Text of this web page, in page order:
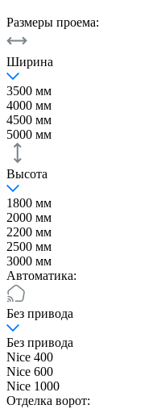
Размеры проема:
Ширина
3500 мм
4000 мм
4500 мм
5000 мм
Высота
1800 мм
2000 мм
2200 мм
2500 мм
3000 мм
Автоматика:
Без привода
Без привода
Nice 400
Nice 600
Nice 1000
Отделка ворот: